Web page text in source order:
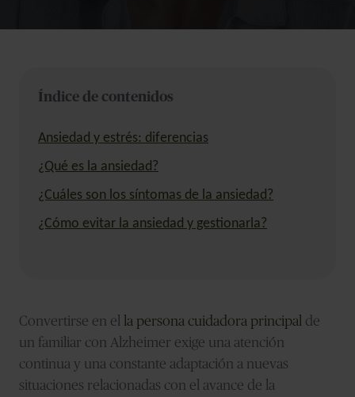
Índice de contenidos
Ansiedad y estrés: diferencias
¿Qué es la ansiedad?
¿Cuáles son los síntomas de la ansiedad?
¿Cómo evitar la ansiedad y gestionarla?
Convertirse en el la persona cuidadora principal de
un familiar con Alzheimer exige una atención
continua y una constante adaptación a nuevas
situaciones relacionadas con el avance de la